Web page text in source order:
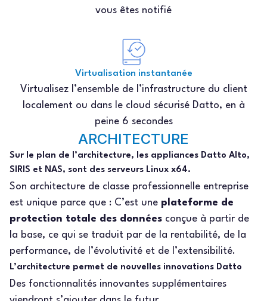
vous êtes notifié
Virtualisation instantanée
Virtualisez l’ensemble de l’infrastructure du client
localement ou dans le cloud sécurisé Datto, en à
peine 6 secondes
ARCHITECTURE
Sur le plan de l’architecture, les appliances Datto Alto,
SIRIS et NAS, sont des serveurs Linux x64.
Son architecture de classe professionnelle entreprise
est unique parce que : C’est une plateforme de
protection totale des données conçue à partir de
la base, ce qui se traduit par de la rentabilité, de la
performance, de l’évolutivité et de l’extensibilité.
L’architecture permet de nouvelles innovations Datto
Des fonctionnalités innovantes supplémentaires